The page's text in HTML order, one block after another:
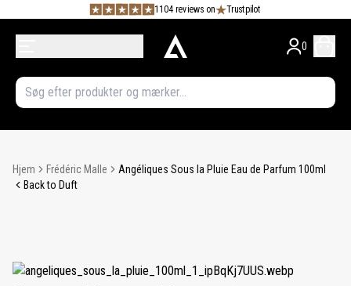
1104 reviews on Trustpilot
0
Hjem Frédéric Malle
Angéliques Sous la Pluie Eau de Parfum 100ml
Back to Duft